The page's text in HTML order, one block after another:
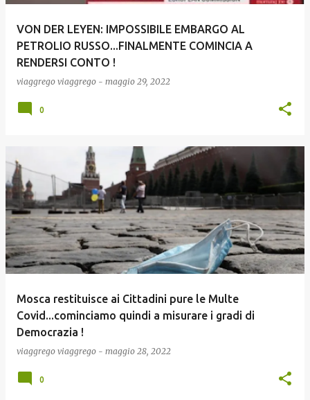
VON DER LEYEN: IMPOSSIBILE EMBARGO AL
PETROLIO RUSSO...FINALMENTE COMINCIA A
RENDERSI CONTO !
viaggrego viaggrego - maggio 29, 2022
0
Mosca restituisce ai Cittadini pure le Multe
Covid...cominciamo quindi a misurare i gradi di
Democrazia !
viaggrego viaggrego - maggio 28, 2022
0